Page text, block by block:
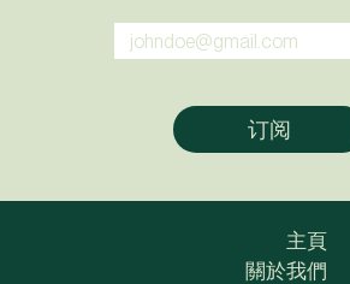
主頁
關於我們